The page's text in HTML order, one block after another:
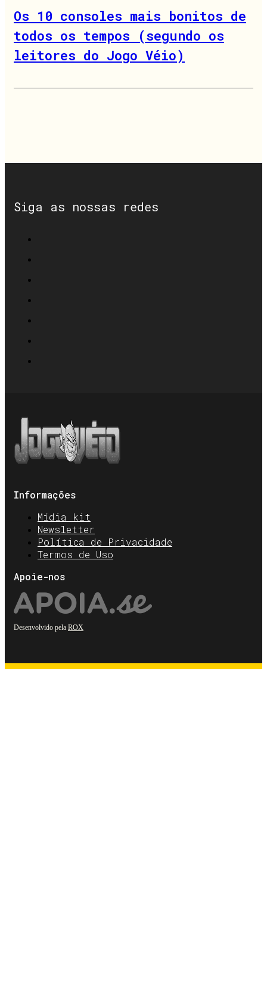
Os 10 consoles mais bonitos de
todos os tempos (segundo os
leitores do Jogo Véio)
Siga as nossas redes
Informações
Mídia kit
Newsletter
Política de Privacidade
Termos de Uso
Apoie-nos
Desenvolvido pela ROX